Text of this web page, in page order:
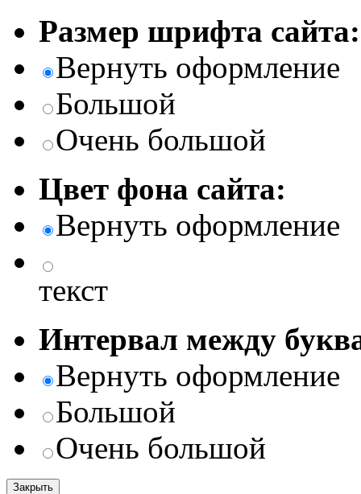
Размер шрифта сайта:
Вернуть оформление
Большой
Очень большой
Цвет фона сайта:
Вернуть оформление
текст
Интервал между
Вернуть оформление
Большой
Очень большой
Закрыть